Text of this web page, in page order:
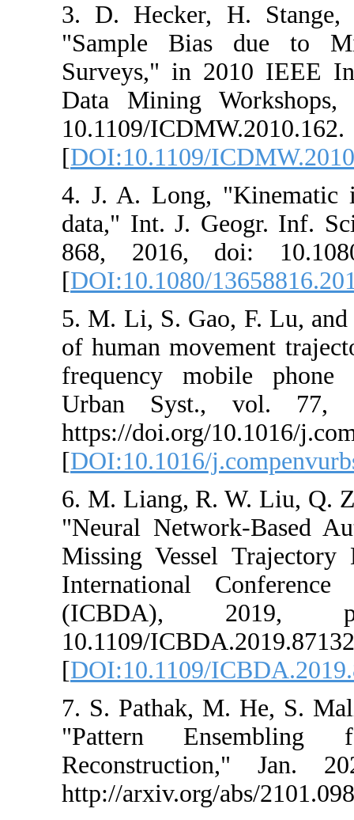
3. D.
"Sample
Surveys," in
Data Mining
10.1109/
[DOI:10.1109/
4. J. A. Long,
data," Int. J.
868, 2016,
[DOI:10.1080/
5. M. Li, S.
of human
frequency
Urban
https://doi.org/
[DOI:10.1016/
6. M. Liang,
"Neural
Missing
10.1109/
[DOI:10.1109/
7. S. Pathak,
"Pattern
http://arxiv.org/